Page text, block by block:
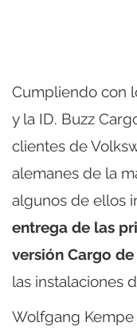
Cumpliendo con
y la ID. Buzz
clientes de
alemanes de la
algunos de ellos
entrega de las
versión Cargo
las instalaciones
Wolfgang